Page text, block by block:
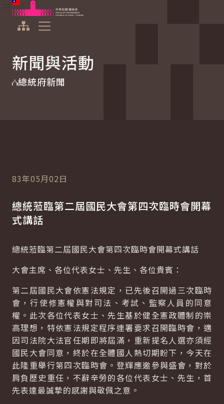
跳到主要內容
中華民國總統府
新聞與活動
總統府新聞
83年05月02日
總統蒞臨第二屆國民大會第四次臨時會開幕
式講話
總統蒞臨第二屆國民大會第四次臨時會開幕式講話
大會主席、各位代表女士、先生、各位貴賓：
第二屆國民大會依憲法規定，已先後召開過三次臨時
會，行使修憲權與對司法、考試、監察人員的同意
權。此次各位代表女士、先生基於健全憲政體制的崇
高理想，特依憲法規定程序連署要求召開臨時會，適
因司法院大法官任期即將屆滿，重新提名人選亦須經
國民大會同意，終於在全體國人熱切期盼下，今天在
此隆重舉行第四次臨時會。登輝應邀參與盛會，對於
肩負歷史重任，不辭辛勞的各位代表女士、先生，首
先表達最誠摯的感謝與敬佩之意。